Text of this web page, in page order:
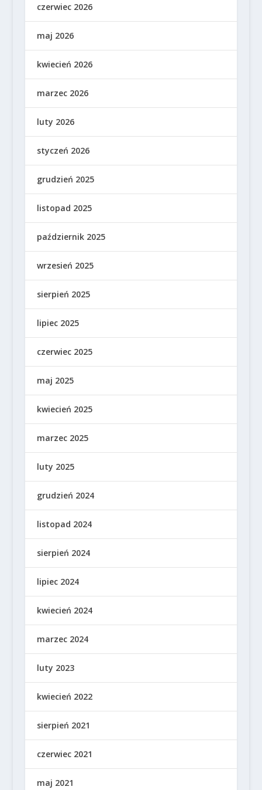
czerwiec 2026
maj 2026
kwiecień 2026
marzec 2026
luty 2026
styczeń 2026
grudzień 2025
listopad 2025
październik 2025
wrzesień 2025
sierpień 2025
lipiec 2025
czerwiec 2025
maj 2025
kwiecień 2025
marzec 2025
luty 2025
grudzień 2024
listopad 2024
sierpień 2024
lipiec 2024
kwiecień 2024
marzec 2024
luty 2023
kwiecień 2022
sierpień 2021
czerwiec 2021
maj 2021